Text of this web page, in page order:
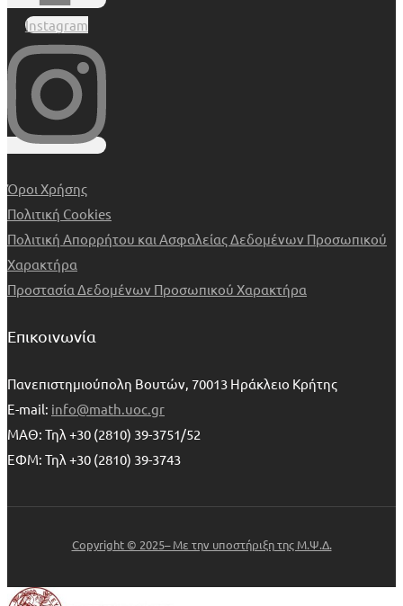
Instagram
Όροι Χρήσης
Πολιτική Cookies
Πολιτική Απορρήτου και Ασφαλείας Δεδομένων Προσωπικού
Χαρακτήρα
Προστασία Δεδομένων Προσωπικού Χαρακτήρα
Επικοινωνία
Πανεπιστημιούπολη Βουτών, 70013 Ηράκλειο Κρήτης
E-mail: info@math.uoc.gr
ΜΑΘ: Τηλ +30 (2810) 39-3751/52
ΕΦΜ: Τηλ +30 (2810) 39-3743
Copyright © 2025– Με την υποστήριξη της Μ.Ψ.Δ.